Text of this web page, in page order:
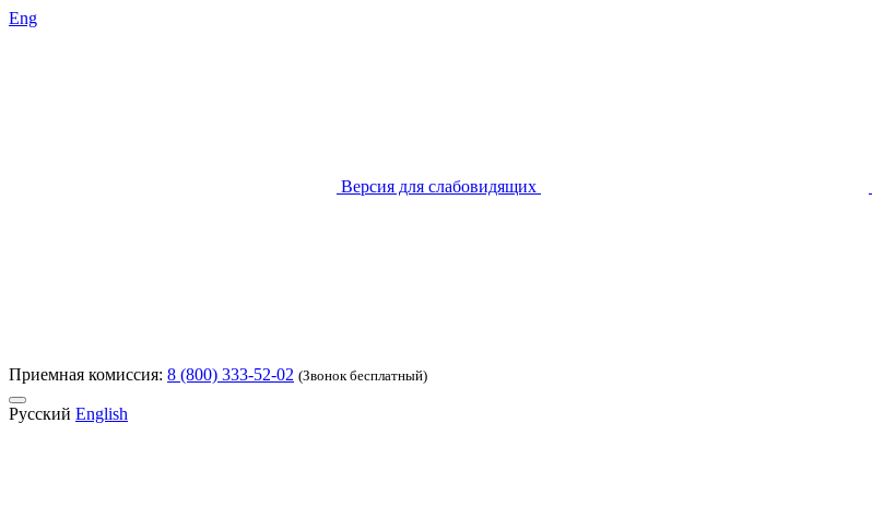
Eng
Версия для слабовидящих
Приемная комиссия: 8 (800) 333-52-02 (Звонок бесплатный)
Русский English